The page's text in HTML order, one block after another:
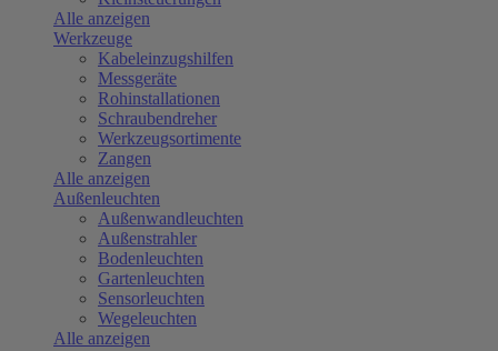
Alle anzeigen
Werkzeuge
Kabeleinzugshilfen
Messgeräte
Rohinstallationen
Schraubendreher
Werkzeugsortimente
Zangen
Alle anzeigen
Außenleuchten
Außenwandleuchten
Außenstrahler
Bodenleuchten
Gartenleuchten
Sensorleuchten
Wegeleuchten
Alle anzeigen